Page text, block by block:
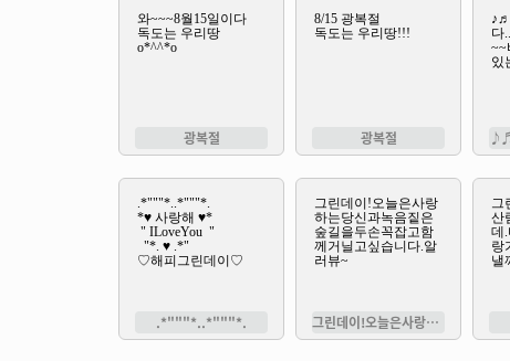
광복절 광복절
.*"""*..*"""*. 그린데이!오늘은사랑하는당신과녹음짙은숲